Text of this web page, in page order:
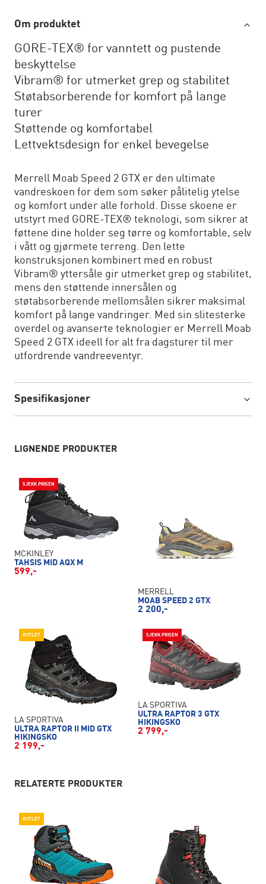
Om produktet
GORE-TEX® for vanntett og pustende
beskyttelse
Vibram® for utmerket grep og stabilitet
Støtabsorberende for komfort på lange
turer
Støttende og komfortabel
Lettvektsdesign for enkel bevegelse
Merrell Moab Speed 2 GTX er den ultimate
vandreskoen for dem som søker pålitelig ytelse
og komfort under alle forhold. Disse skoene er
utstyrt med GORE-TEX® teknologi, som sikrer at
føttene dine holder seg tørre og komfortable, selv
i vått og gjørmete terreng. Den lette
konstruksjonen kombinert med en robust
Vibram® yttersåle gir utmerket grep og stabilitet,
mens den støttende innersålen og
støtabsorberende mellomsålen sikrer maksimal
komfort på lange vandringer. Med sin slitesterke
overdel og avanserte teknologier er Merrell Moab
Speed 2 GTX ideell for alt fra dagsturer til mer
utfordrende vandreeventyr.
Spesifikasjoner
LIGNENDE PRODUKTER
SJEKK PRISEN
MCKINLEY
TAHSIS MID AQX M
599,-
MERRELL
MOAB SPEED 2 GTX
2 200,-
OUTLET
LA SPORTIVA
ULTRA RAPTOR II MID GTX
HIKINGSKO
2 199,-
SJEKK PRISEN
LA SPORTIVA
ULTRA RAPTOR 3 GTX
HIKINGSKO
2 799,-
RELATERTE PRODUKTER
OUTLET